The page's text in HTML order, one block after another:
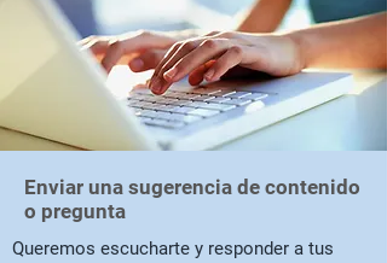
Enviar una sugerencia de contenido
o pregunta
Queremos escucharte y responder a tus